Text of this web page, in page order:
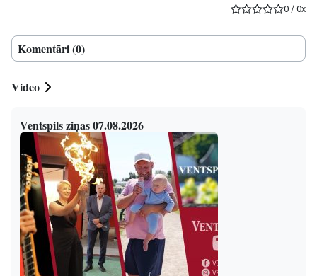
0/0x
Komentāri (0)
Video
Ventspils ziņas 07.08.2026